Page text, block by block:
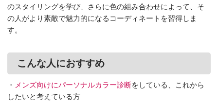
のスタイリングを学び、さらに色の組み合わせによって、そ
の人がより素敵で魅力的になるコーディネートを習得しま
す。
こんな人におすすめ
・ メンズ向けにパーソナルカラー診断をしている、これから
したいと考えている方